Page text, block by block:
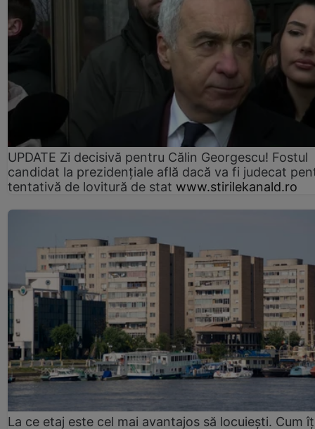
UPDATE Zi decisivă pentru Călin Georgescu! Fostul
candidat la prezidențiale află dacă va fi judecat
tentativă de lovitură de stat www.stirilekanald.ro
La ce etaj este cel mai avantajos să locuiești. Cum